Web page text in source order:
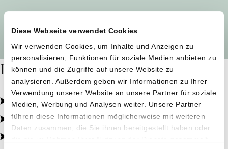
Diese Webseite verwendet Cookies
Wir verwenden Cookies, um Inhalte und Anzeigen zu
personalisieren, Funktionen für soziale Medien anbieten zu
können und die Zugriffe auf unsere Website zu
analysieren. Außerdem geben wir Informationen zu Ihrer
Verwendung unserer Website an unsere Partner für soziale
Medien, Werbung und Analysen weiter. Unsere Partner
führen diese Informationen möglicherweise mit weiteren
Daten zusammen, die Sie ihnen bereitgestellt haben oder
Dafür stehen wir
Pestizidfrei angebaut, schonend verarbeitet.
Natürliche Zutaten, echter Geschmack.
Von kleinen Höfen, direkt zu dir.